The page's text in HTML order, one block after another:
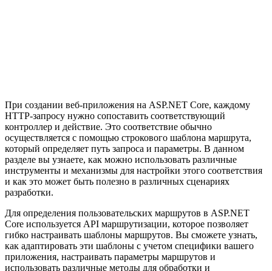
При создании веб-приложения на ASP.NET Core, каждому
HTTP-запросу нужно сопоставить соответствующий
контроллер и действие. Это соответствие обычно
осуществляется с помощью строкового шаблона маршрута,
который определяет путь запроса и параметры. В данном
разделе вы узнаете, как можно использовать различные
инструменты и механизмы для настройки этого соответствия
и как это может быть полезно в различных сценариях
разработки.
Для определения пользовательских маршрутов в ASP.NET
Core используется API маршрутизации, которое позволяет
гибко настраивать шаблоны маршрутов. Вы сможете узнать,
как адаптировать эти шаблоны с учетом специфики вашего
приложения, настраивать параметры маршрутов и
использовать различные методы для обработки и